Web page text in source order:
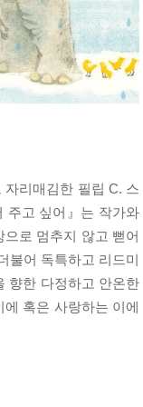
리매김한 필립 C. 스
주고 싶어』는 작가와
로 멈추지 않고 뻗어
불어 독특하고 리드미
향한 다정하고 안온한
혹은 사랑하는 이에